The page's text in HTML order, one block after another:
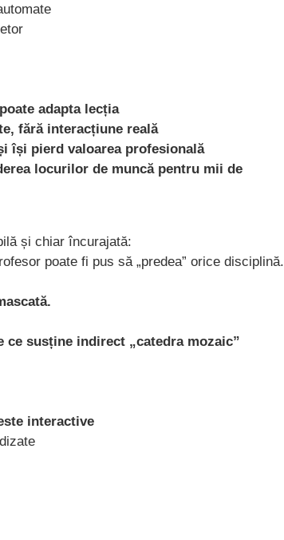
adapta lecția
fără interacțiune reală
își pierd valoarea profesională
locurilor de muncă pentru mii de
și chiar încurajată:
poate fi pus să „predea” orice disciplină.
ce susține indirect „catedra mozaic”
interactive